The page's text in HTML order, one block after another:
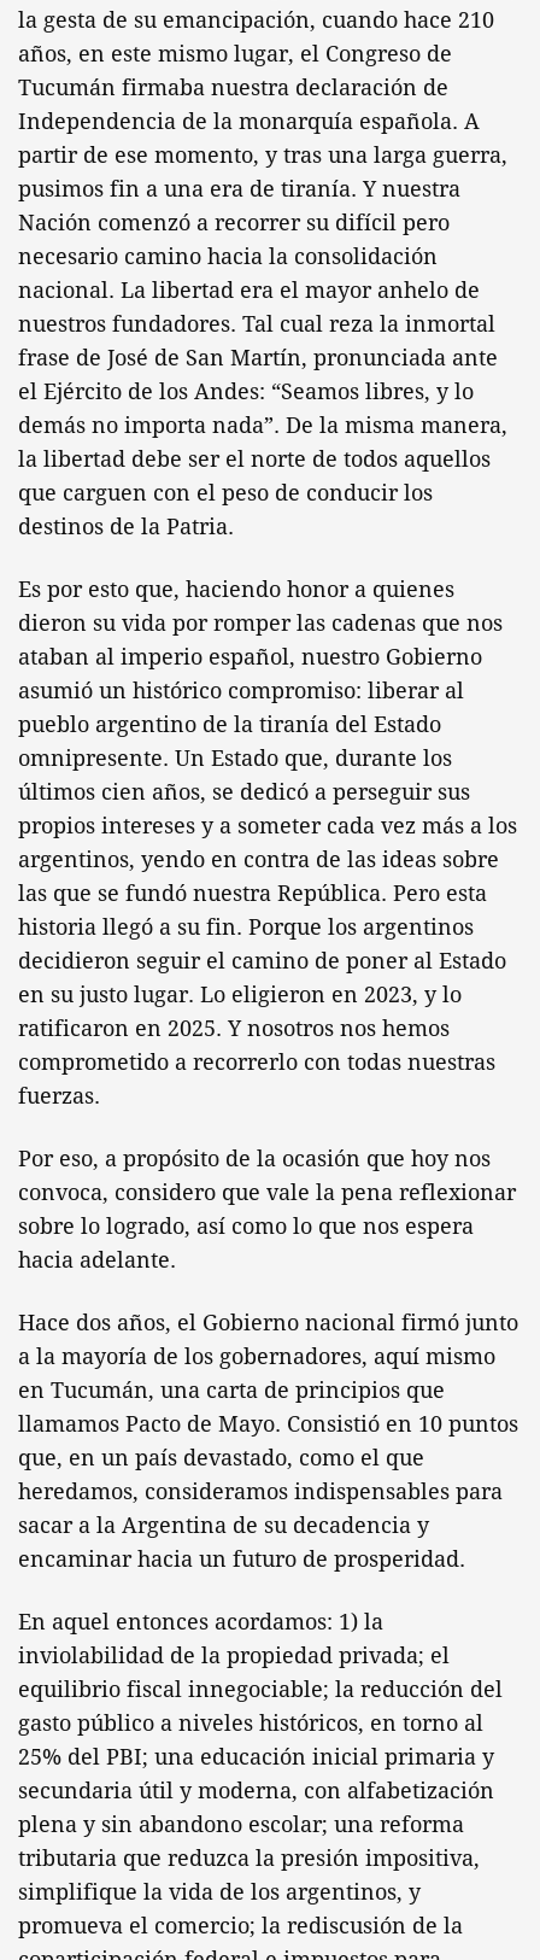
la gesta de su emancipación, cuando hace 210
años, en este mismo lugar, el Congreso de
Tucumán firmaba nuestra declaración de
Independencia de la monarquía española. A
partir de ese momento, y tras una larga guerra,
pusimos fin a una era de tiranía. Y nuestra
Nación comenzó a recorrer su difícil pero
necesario camino hacia la consolidación
nacional. La libertad era el mayor anhelo de
nuestros fundadores. Tal cual reza la inmortal
frase de José de San Martín, pronunciada ante
el Ejército de los Andes: “Seamos libres, y lo
demás no importa nada”. De la misma manera,
la libertad debe ser el norte de todos aquellos
que carguen con el peso de conducir los
destinos de la Patria.
Es por esto que, haciendo honor a quienes
dieron su vida por romper las cadenas que nos
ataban al imperio español, nuestro Gobierno
asumió un histórico compromiso: liberar al
pueblo argentino de la tiranía del Estado
omnipresente. Un Estado que, durante los
últimos cien años, se dedicó a perseguir sus
propios intereses y a someter cada vez más a los
argentinos, yendo en contra de las ideas sobre
las que se fundó nuestra República. Pero esta
historia llegó a su fin. Porque los argentinos
decidieron seguir el camino de poner al Estado
en su justo lugar. Lo eligieron en 2023, y lo
ratificaron en 2025. Y nosotros nos hemos
comprometido a recorrerlo con todas nuestras
fuerzas.
Por eso, a propósito de la ocasión que hoy nos
convoca, considero que vale la pena reflexionar
sobre lo logrado, así como lo que nos espera
hacia adelante.
Hace dos años, el Gobierno nacional firmó junto
a la mayoría de los gobernadores, aquí mismo
en Tucumán, una carta de principios que
llamamos Pacto de Mayo. Consistió en 10 puntos
que, en un país devastado, como el que
heredamos, consideramos indispensables para
sacar a la Argentina de su decadencia y
encaminar hacia un futuro de prosperidad.
En aquel entonces acordamos: 1) la
inviolabilidad de la propiedad privada; el
equilibrio fiscal innegociable; la reducción del
gasto público a niveles históricos, en torno al
25% del PBI; una educación inicial primaria y
secundaria útil y moderna, con alfabetización
plena y sin abandono escolar; una reforma
tributaria que reduzca la presión impositiva,
simplifique la vida de los argentinos, y
promueva el comercio; la rediscusión de la